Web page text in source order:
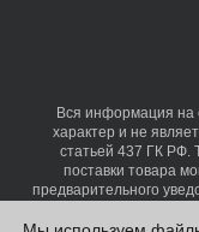
Вся информация на
характер и не
статьей 437 ГК РФ.
поставки товара
предварительного
соглашениякаждый